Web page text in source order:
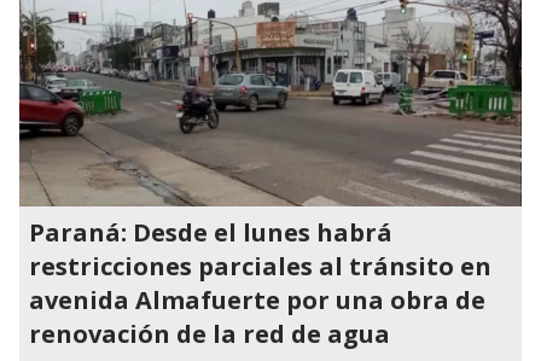
Paraná: Desde el lunes habrá
restricciones parciales al tránsito en
avenida Almafuerte por una obra de
renovación de la red de agua